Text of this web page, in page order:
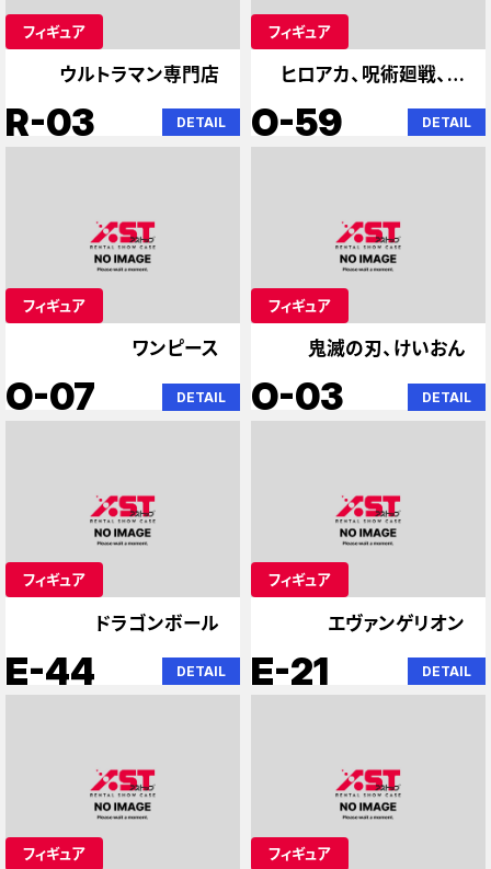
フィギュア
ウルトラマン専門店
R-03 DETAIL
フィギュア
ヒロアカ、呪術廻戦、ナ
ルト
O-59 DETAIL
フィギュア
ワンピース
O-07 DETAIL
フィギュア
鬼滅の刃、けいおん
O-03 DETAIL
フィギュア
ドラゴンボール
E-44 DETAIL
フィギュア
エヴァンゲリオン
E-21 DETAIL
フィギュア フィギュア